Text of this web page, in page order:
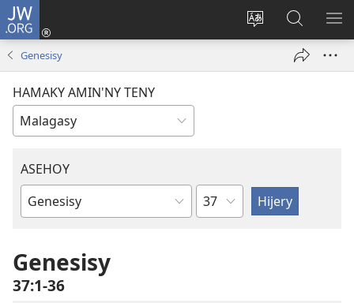
JW.ORG
Hiova
Hiditra
(manokatra
ato
Amin’ny
Genesisy
HAMAKY AMIN'NY TENY
ASEHOY
Boky
Amin’ny
Baiboly
Toko
Genesisy
37:1-36